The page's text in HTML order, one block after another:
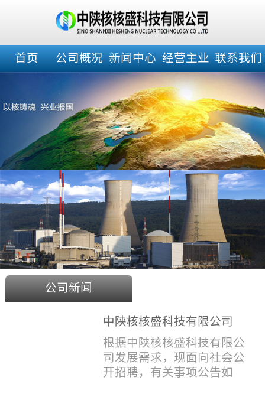
首页 公司概况 新闻中心 经营主业 联系我们
公司新闻
中陕核核盛科技有限公司
2025年度招聘公告
根据中陕核核盛科技有限公
司发展需求，现面向社会公
开招聘，有关事项公告如